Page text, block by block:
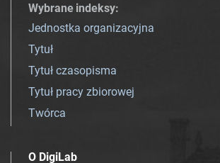
Wybrane indeksy:
Jednostka organizacyjna
Tytuł
Tytuł czasopisma
Tytuł pracy zbiorowej
Twórca
O DigiLab